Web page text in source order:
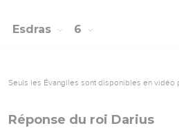
Esdras 6
Seuls les Évangiles sont disponibles en vidéo
Réponse du roi Darius